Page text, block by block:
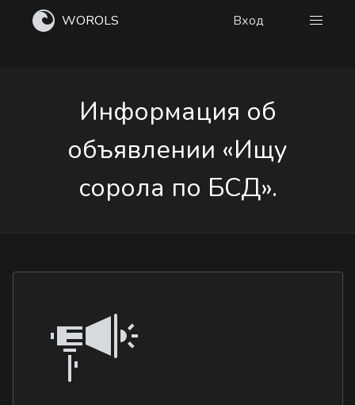
WOROLS Вход
Информация об
объявлении «Ищу
сорола по БСД».